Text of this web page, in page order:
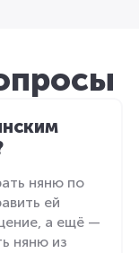
няню по
ей
а ещё —
няню из